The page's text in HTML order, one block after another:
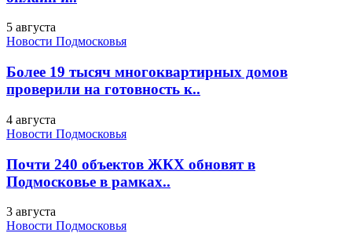
5 августа
Новости Подмосковья
Более 19 тысяч многоквартирных домов
проверили на готовность к..
4 августа
Новости Подмосковья
Почти 240 объектов ЖКХ обновят в
Подмосковье в рамках..
3 августа
Новости Подмосковья